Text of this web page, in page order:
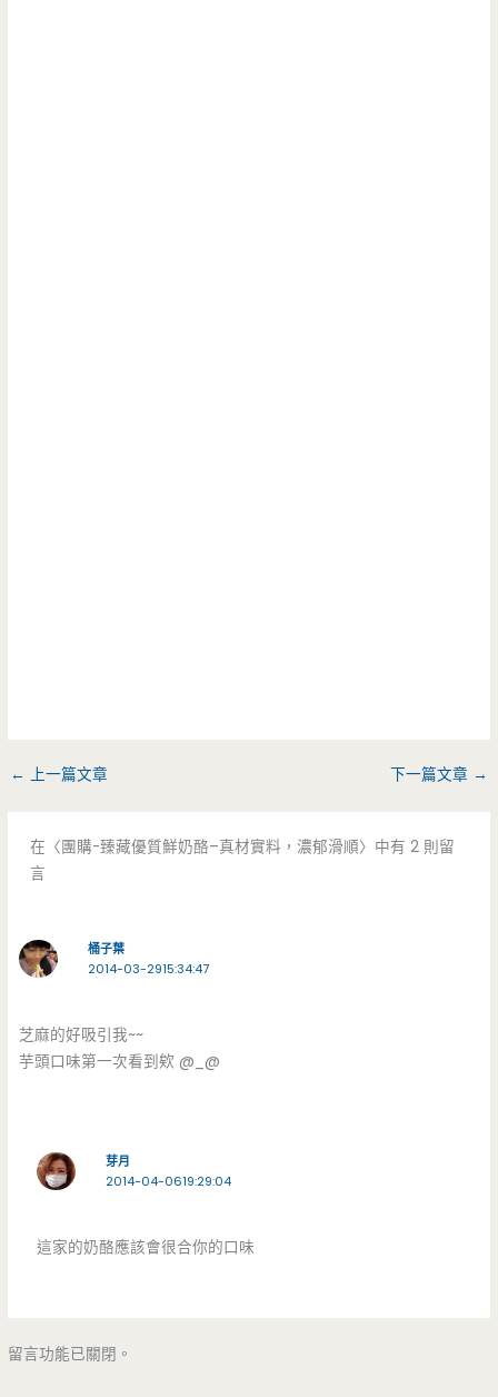
← 上一篇文章 下一篇文章 →
在〈團購-臻藏優質鮮奶酪–真材實料，濃郁滑順〉中有 2 則留
言
桶子葉
2014-03-2915:34:47
芝麻的好吸引我~~
芋頭口味第一次看到欸 @_@
芽月
2014-04-0619:29:04
這家的奶酪應該會很合你的口味
留言功能已關閉。